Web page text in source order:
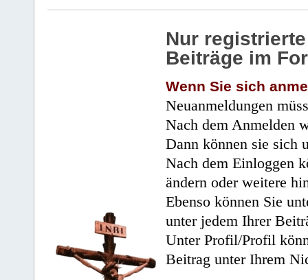
Nur
Beiträge im
Wenn Sie sich
Neuanmeldungen
Nach dem Anmelden
Dann können sie sich
Nach dem Einloggen
ändern oder weitere
Ebenso können Sie
unter jedem Ihrer
Unter Profil/Profil
Beitrag unter Ihrem